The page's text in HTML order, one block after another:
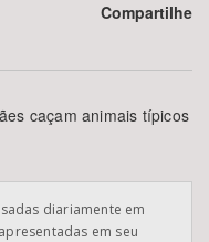
Compartilhe
caçam animais típicos
diariamente em
em seu